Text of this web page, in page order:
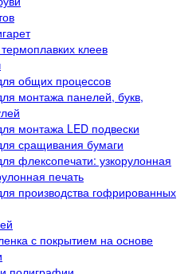
клеев
общих процессов
монтажа панелей, букв,
монтажа LED подвески
сращивания бумаги
флексопечати: узкорулонная
печать
производства гофрированных
с покрытием на основе